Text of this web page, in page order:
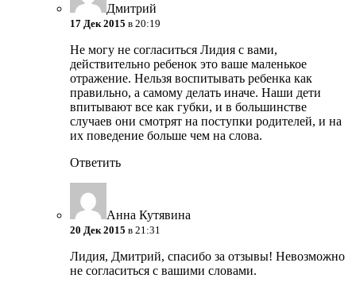
Дмитрий
17 Дек 2015 в 20:19
Не могу не согласиться Лидия с вами,
действительно ребенок это ваше маленькое
отражение. Нельзя воспитывать ребенка как
правильно, а самому делать иначе. Наши дети
впитывают все как губки, и в большинстве
случаев они смотрят на поступки родителей, и на
их поведение больше чем на слова.
Ответить
Анна Кутявина
20 Дек 2015 в 21:31
Лидия, Дмитрий, спасибо за отзывы! Невозможно
не согласиться с вашими словами.